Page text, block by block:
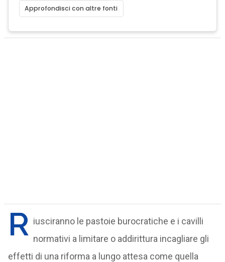
Approfondisci con altre fonti
R iusciranno le pastoie burocratiche e i cavilli
normativi a limitare o addirittura incagliare gli
effetti di una riforma a lungo attesa come quella